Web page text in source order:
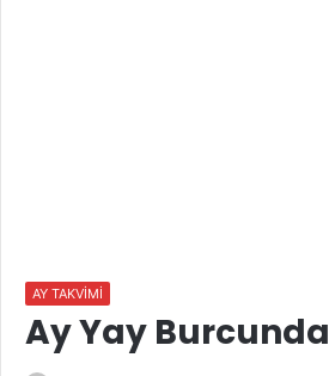
AY TAKVİMİ
Ay Yay Burcunda